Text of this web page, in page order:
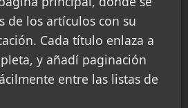
de los artículos con su
Cada título enlaza a
y añadí paginación
entre las listas de